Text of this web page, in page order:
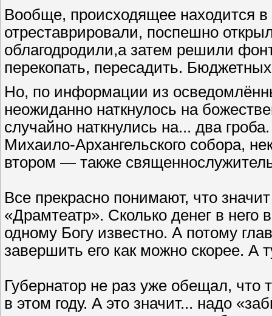
Вообще, происходящее находится
отреставрировали, поспешно
облагодродили,а затем решили
перекопать, пересадить. Бюджетных
Но, по информации из
неожиданно наткнулось на
случайно наткнулись на... два
Михаило-Архангельского собора,
втором — также
Все прекрасно понимают, что
«Драмтеатр». Сколько денег в него
одному Богу известно. А потому
завершить его как можно скорее. А
Губернатор не раз уже обещал, что
в этом году. А это значит... надо